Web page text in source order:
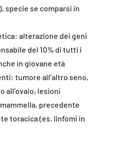
specie se comparsi in
alterazione dei geni
del 10% di tutti i
in giovane età
tumore all’altro seno,
all’ovaio, lesioni
precedente
toracica (es. linfomi in